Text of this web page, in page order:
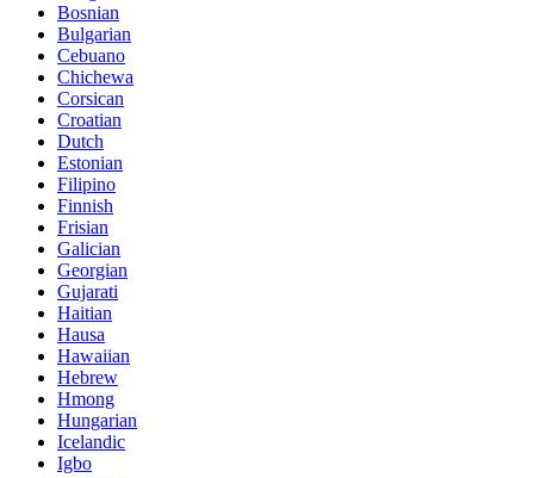
Bosnian
Bulgarian
Cebuano
Chichewa
Corsican
Croatian
Dutch
Estonian
Filipino
Finnish
Frisian
Galician
Georgian
Gujarati
Haitian
Hausa
Hawaiian
Hebrew
Hmong
Hungarian
Icelandic
Igbo